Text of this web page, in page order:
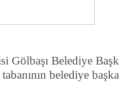
Gölbaşı Belediye
belediye